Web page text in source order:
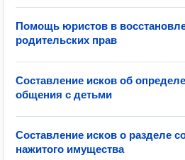
Помощь юристов в
родительских прав
Составление исков об
общения с детьми
Составление исков о разделе
нажитого имущества